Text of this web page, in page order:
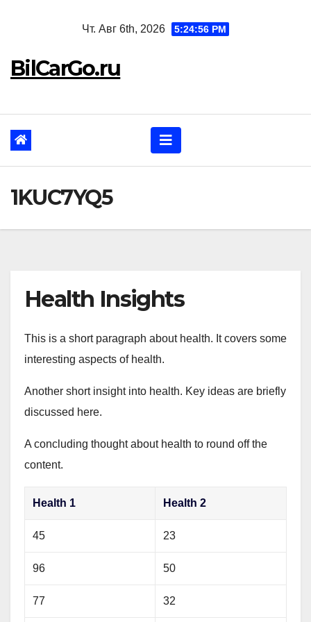
Чт. Авг 6th, 2026 5:24:57 PM
BilCarGo.ru
1KUC7YQ5
Health Insights
This is a short paragraph about health. It covers some
interesting aspects of health.
Another short insight into health. Key ideas are briefly
discussed here.
A concluding thought about health to round off the
content.
Health 1 Health 2
45 23
96 50
77 32